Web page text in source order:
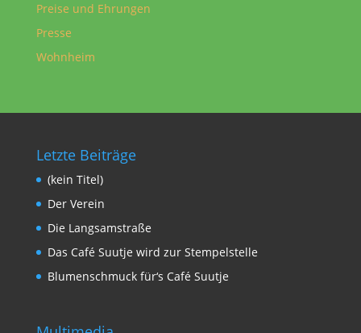
Preise und Ehrungen
Presse
Wohnheim
Letzte Beiträge
(kein Titel)
Der Verein
Die Langsamstraße
Das Café Suutje wird zur Stempelstelle
Blumenschmuck für‘s Café Suutje